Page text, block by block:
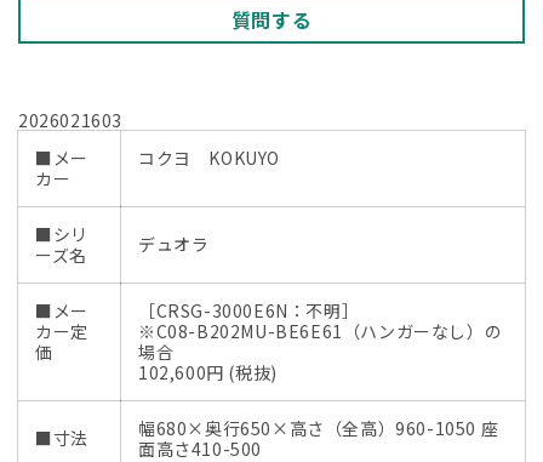
数
減
ら
す
数
増
や
質問する
2026021603
■メー
カー
コクヨ KOKUYO
■シリ
ーズ名
デュオラ
■メー
カー定
価
［CRSG-3000E6N：不明］
※C08-B202MU-BE6E61（ハンガーなし）の
場合
102,600円 (税抜)
■寸法
幅680×奥行650×高さ（全高）960-1050 座
面高さ410-500